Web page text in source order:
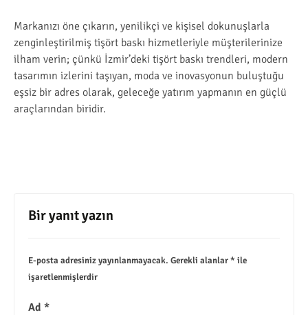
Markanızı öne çıkarın, yenilikçi ve kişisel dokunuşlarla
zenginleştirilmiş tişört baskı hizmetleriyle müşterilerinize
ilham verin; çünkü İzmir’deki tişört baskı trendleri, modern
tasarımın izlerini taşıyan, moda ve inovasyonun buluştuğu
eşsiz bir adres olarak, geleceğe yatırım yapmanın en güçlü
araçlarından biridir.
Bir yanıt yazın
E-posta adresiniz yayınlanmayacak. Gerekli alanlar* ile
işaretlenmişlerdir
Ad *